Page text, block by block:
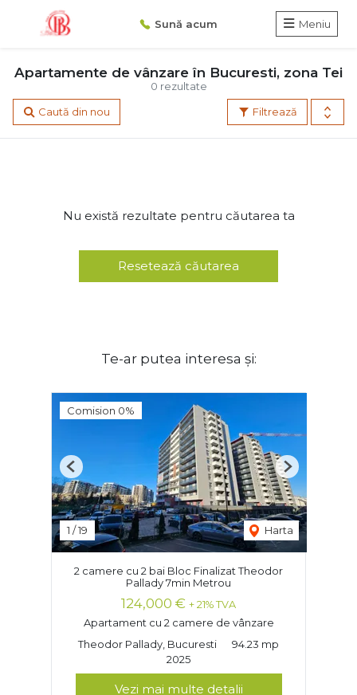
Sună acum Meniu
0 rezultate
Apartamente de vânzare în Bucuresti, zona Tei
Filtrează
Caută din nou
Nu există rezultate pentru căutarea ta
Resetează căutarea
Te-ar putea interesa și:
Comision 0%
1 /19 Harta
Previous Next
2 camere cu 2 bai Bloc Finalizat Theodor
Pallady 7min Metrou
124,000 € + 21% TVA
Apartament cu 2 camere de vânzare
Theodor Pallady, Bucuresti
94.23 mp
2025
Vezi mai multe detalii